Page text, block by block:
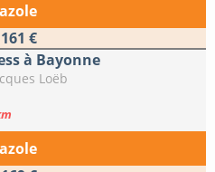
€
à Bayonne
Loëb